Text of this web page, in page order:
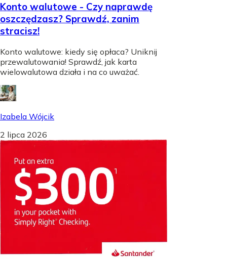
Konto walutowe - Czy naprawdę
oszczędzasz? Sprawdź, zanim
stracisz!
Konto walutowe: kiedy się opłaca? Uniknij
przewalutowania! Sprawdź, jak karta
wielowalutowa działa i na co uważać.
Izabela Wójcik
2 lipca 2026